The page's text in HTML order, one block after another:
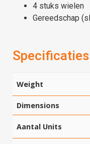
4 stuks wielen
Gereedschap
Specificaties
Weight
Dimensions
Aantal Units